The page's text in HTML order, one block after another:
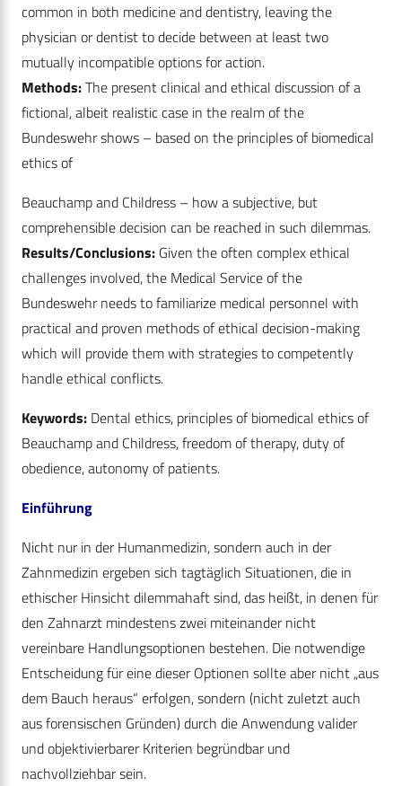
common in both medicine and dentistry, leaving the
physician or dentist to decide between at least two
mutually incompatible options for action.
Methods:The present clinical and ethical discussion of a
fictional, albeit realistic case in the realm of the
Bundeswehr shows – based on the principles of biomedical
ethics of
Beauchamp and Childress – how a subjective, but
comprehensible decision can be reached in such dilemmas.
Results/Conclusions: Given the often complex ethical
challenges involved, the Medical Service of the
Bundeswehr needs to familiarize medical personnel with
practical and proven methods of ethical decision-making
which will provide them with strategies to competently
handle ethical conflicts.
Keywords: Dental ethics, principles of biomedical ethics of
Beauchamp and Childress, freedom of therapy, duty of
obedience, autonomy of patients.
Einführung
Nicht nur in der Humanmedizin, sondern auch in der
Zahnmedizin ergeben sich tagtäglich Situationen, die in
ethischer Hinsicht dilemmahaft sind, das heißt, in denen für
den Zahnarzt mindes­tens zwei miteinander nicht
vereinbare Handlungsoptionen bestehen. Die notwendige
Entscheidung für eine dieser Optionen sollte aber nicht „aus
dem Bauch heraus“ erfolgen, sondern (nicht zuletzt auch
aus forensischen Gründen) durch die Anwendung valider
und objektivierbarer Kriterien begründbar und
nachvollziehbar sein.